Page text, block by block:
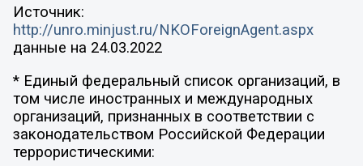
Источник:
http://unro.minjust.ru/NKOForeignAgent.aspx
данные на 24.03.2022
* Единый федеральный список организаций, в
том числе иностранных и международных
организаций, признанных в соответствии с
законодательством Российской Федерации
террористическими: